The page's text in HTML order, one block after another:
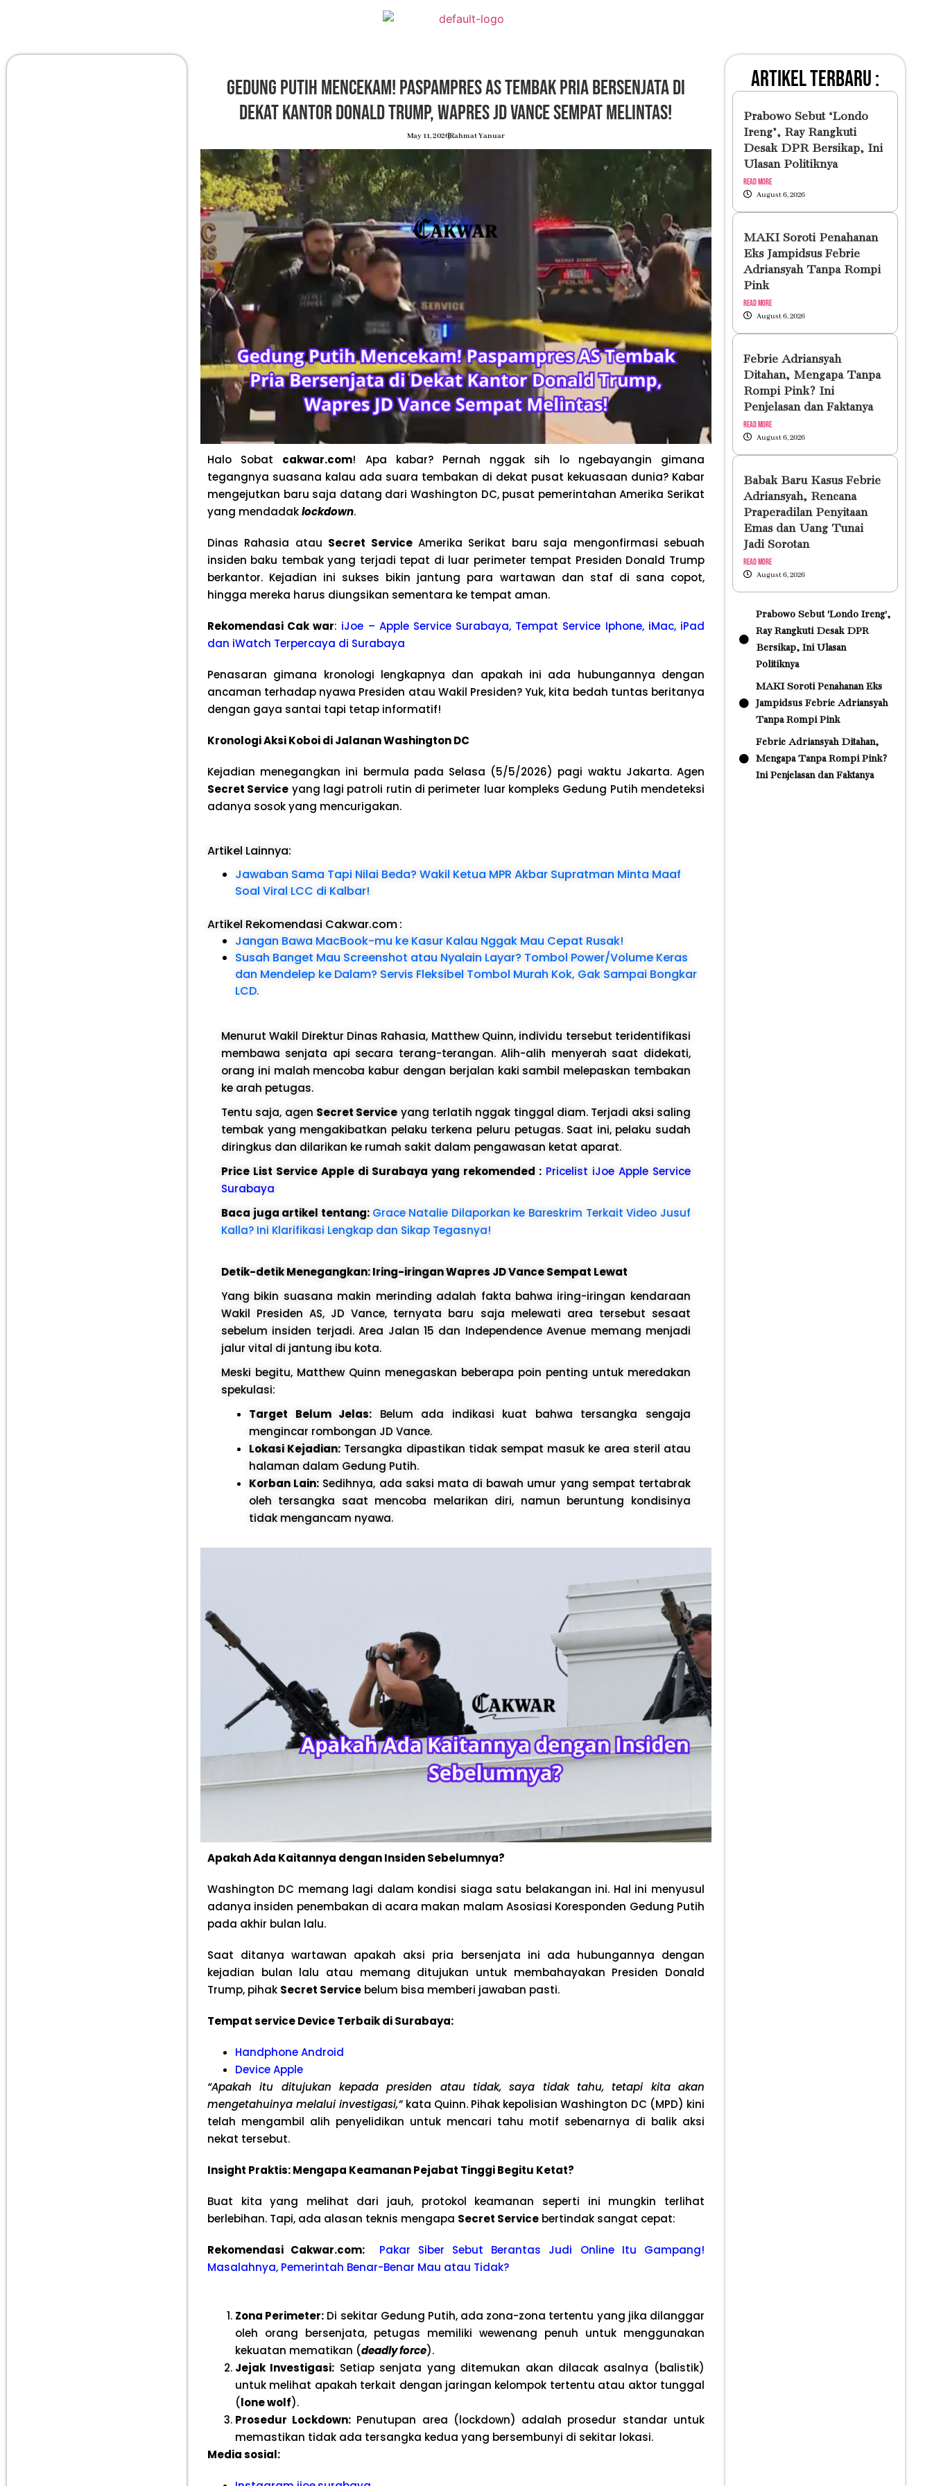
Gedung Putih Mencekam! Paspampres AS Tembak Pria Bersenjata di
Dekat Kantor Donald Trump, Wapres JD Vance Sempat Melintas!
May 11, 2026Rahmat Yanuar
Halo Sobat cakwar.com! Apa kabar? Pernah nggak sih lo ngebayangin gimana
tegangnya suasana kalau ada suara tembakan di dekat pusat kekuasaan dunia? Kabar
mengejutkan baru saja datang dari Washington DC, pusat pemerintahan Amerika Serikat
yang mendadaklockdown.
Dinas Rahasia atau Secret ServiceAmerika Serikat baru saja mengonfirmasi sebuah
insiden baku tembak yang terjadi tepat di luar perimeter tempat Presiden Donald Trump
berkantor. Kejadian ini sukses bikin jantung para wartawan dan staf di sana copot,
hingga mereka harus diungsikan sementara ke tempat aman.
Rekomendasi Cak war: iJoe – Apple Service Surabaya, Tempat Service Iphone, iMac, iPad
dan iWatch Terpercaya di Surabaya
Penasaran gimana kronologi lengkapnya dan apakah ini ada hubungannya dengan
ancaman terhadap nyawa Presiden atau Wakil Presiden? Yuk, kita bedah tuntas beritanya
dengan gaya santai tapi tetap informatif!
Kronologi Aksi Koboi di Jalanan Washington DC
Kejadian menegangkan ini bermula pada Selasa (5/5/2026) pagi waktu Jakarta. Agen
Secret Service yang lagi patroli rutin di perimeter luar kompleks Gedung Putih mendeteksi
adanya sosok yang mencurigakan.
Artikel Lainnya:
Jawaban Sama Tapi Nilai Beda? Wakil Ketua MPR Akbar Supratman Minta Maaf
Soal Viral LCC di Kalbar!
Artikel Rekomendasi Cakwar.com:
Jangan Bawa MacBook-mu ke Kasur Kalau Nggak Mau Cepat Rusak!
Susah Banget Mau Screenshot atau Nyalain Layar? Tombol Power/Volume Keras
dan Mendelep ke Dalam? Servis Fleksibel Tombol Murah Kok, Gak Sampai Bongkar
LCD.
Menurut Wakil Direktur Dinas Rahasia, Matthew Quinn, individu tersebut teridentifikasi
membawa senjata api secara terang-terangan. Alih-alih menyerah saat didekati,
orang ini malah mencoba kabur dengan berjalan kaki sambil melepaskan tembakan
ke arah petugas.
Tentu saja, agen Secret Service yang terlatih nggak tinggal diam. Terjadi aksi saling
tembak yang mengakibatkan pelaku terkena peluru petugas. Saat ini, pelaku sudah
diringkus dan dilarikan ke rumah sakit dalam pengawasan ketat aparat.
Price List Service Apple di Surabaya yang rekomended : Pricelist iJoe Apple Service
Surabaya
Baca juga artikel tentang: Grace Natalie Dilaporkan ke Bareskrim Terkait Video Jusuf
Kalla? Ini Klarifikasi Lengkap dan Sikap Tegasnya!
Detik-detik Menegangkan: Iring-iringan Wapres JD Vance Sempat Lewat
Yang bikin suasana makin merinding adalah fakta bahwa iring-iringan kendaraan
Wakil Presiden AS, JD Vance, ternyata baru saja melewati area tersebut sesaat
sebelum insiden terjadi. Area Jalan 15 dan Independence Avenue memang menjadi
jalur vital di jantung ibu kota.
Meski begitu, Matthew Quinn menegaskan beberapa poin penting untuk meredakan
spekulasi:
Target Belum Jelas: Belum ada indikasi kuat bahwa tersangka sengaja
mengincar rombongan JD Vance.
Lokasi Kejadian: Tersangka dipastikan tidak sempat masuk ke area steril atau
halaman dalam Gedung Putih.
Korban Lain: Sedihnya, ada saksi mata di bawah umur yang sempat tertabrak
oleh tersangka saat mencoba melarikan diri, namun beruntung kondisinya
tidak mengancam nyawa.
Apakah Ada Kaitannya dengan Insiden Sebelumnya?
Washington DC memang lagi dalam kondisi siaga satu belakangan ini. Hal ini menyusul
adanya insiden penembakan di acara makan malam Asosiasi Koresponden Gedung Putih
pada akhir bulan lalu.
Saat ditanya wartawan apakah aksi pria bersenjata ini ada hubungannya dengan
kejadian bulan lalu atau memang ditujukan untuk membahayakan Presiden Donald
Trump, pihak Secret Servicebelum bisa memberi jawaban pasti.
Tempat service Device Terbaik di Surabaya:
Handphone Android
Device Apple
“Apakah itu ditujukan kepada presiden atau tidak, saya tidak tahu, tetapi kita akan
mengetahuinya melalui investigasi,”kata Quinn. Pihak kepolisian Washington DC (MPD) kini
telah mengambil alih penyelidikan untuk mencari tahu motif sebenarnya di balik aksi
nekat tersebut.
Insight Praktis: Mengapa Keamanan Pejabat Tinggi Begitu Ketat?
Buat kita yang melihat dari jauh, protokol keamanan seperti ini mungkin terlihat
berlebihan. Tapi, ada alasan teknis mengapa Secret Servicebertindak sangat cepat:
Rekomendasi Cakwar.com: Pakar Siber Sebut Berantas Judi Online Itu Gampang!
Masalahnya, Pemerintah Benar-Benar Mau atau Tidak?
Zona Perimeter: Di sekitar Gedung Putih, ada zona-zona tertentu yang jika dilanggar
oleh orang bersenjata, petugas memiliki wewenang penuh untuk menggunakan
kekuatan mematikan (deadly force).
Jejak Investigasi: Setiap senjata yang ditemukan akan dilacak asalnya (balistik)
untuk melihat apakah terkait dengan jaringan kelompok tertentu atau aktor tunggal
(lone wolf).
Prosedur Lockdown: Penutupan area (lockdown) adalah prosedur standar untuk
memastikan tidak ada tersangka kedua yang bersembunyi di sekitar lokasi.
Media sosial:
artikel terbaru :
Prabowo Sebut ‘Londo
Ireng’, Ray Rangkuti
Desak DPR Bersikap, Ini
Ulasan Politiknya
Read More
August 6, 2026
MAKI Soroti Penahanan
Eks Jampidsus Febrie
Adriansyah Tanpa Rompi
Pink
Read More
August 6, 2026
Febrie Adriansyah
Ditahan, Mengapa Tanpa
Rompi Pink? Ini
Penjelasan dan Faktanya
Read More
August 6, 2026
Babak Baru Kasus Febrie
Adriansyah, Rencana
Praperadilan Penyitaan
Emas dan Uang Tunai
Jadi Sorotan
Read More
August 6, 2026
Prabowo Sebut 'Londo Ireng',
Ray Rangkuti Desak DPR
Bersikap, Ini Ulasan
Politiknya
MAKI Soroti Penahanan Eks
Jampidsus Febrie Adriansyah
Tanpa Rompi Pink
Febrie Adriansyah Ditahan,
Mengapa Tanpa Rompi Pink?
Ini Penjelasan dan Faktanya